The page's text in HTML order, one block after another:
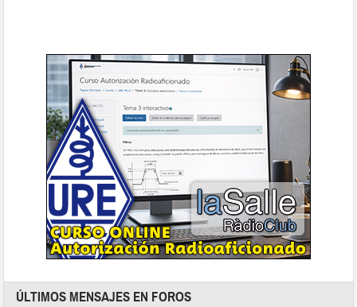
ÚLTIMOS MENSAJES EN FOROS